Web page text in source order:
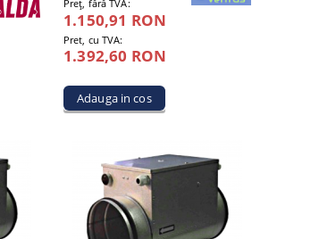
Preţ, fără TVA:
1.150,91 RON
Pret, cu TVA:
1.392,60 RON